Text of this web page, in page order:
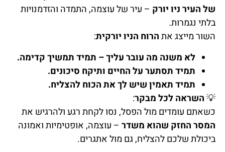
של העיר ניו יורק – עיר של עוצמה, התמדה והזדמנויות
בלתי נגמרות.
השור מייצג אתהרוח הניו יורקית:
לא משנה מה עובר עליך – תמיד תמשיך קדימה.
תמיד תסתער על החיים ותיקח סיכונים.
תמיד תאמין שיש לך את הכוח להצליח.
💡השראה לכל מבקר:
כשאתם עומדים מול הפסל, נסו לקחת רגע ולהרגיש את
המסר החזק שהוא משדר– עוצמה, אופטימיות ואמונה
ביכולת שלכם להצליח, גם מול אתגרים.